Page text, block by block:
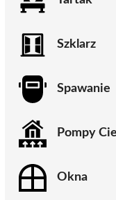
Szklarz
Spawanie
Pompy
Okna